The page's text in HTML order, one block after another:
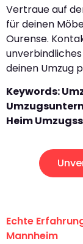
Vertraue auf
für deinen
Ourense.
deinen Umzug
Keywords:
Heim
Echte
Mannheim